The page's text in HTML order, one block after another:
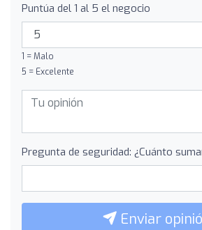
Puntúa del 1 al 5 el negocio
1 = Malo
5 = Excelente
Pregunta de seguridad: ¿Cuánto
Enviar